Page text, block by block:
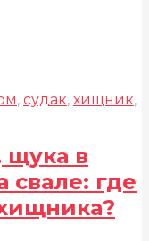
, судак, хищник,
щука в
свале: где